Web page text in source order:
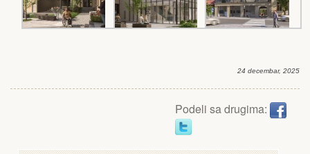
24 decembar, 2025
Podeli sa drugima: